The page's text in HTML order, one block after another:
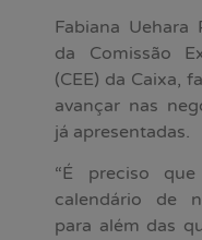
Fabiana Uehara
da Comissão
(CEE) da Caixa,
avançar nas
já apresentadas.
“É preciso
calendário de
para além das